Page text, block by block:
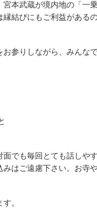
本武蔵が境内地の「一
結びにもご利益がある
参りしながら、みんな
でも毎回とても話しや
はご遠慮下さい。お寺
。